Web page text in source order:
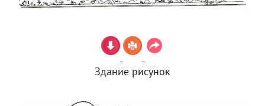
Здание рисунок